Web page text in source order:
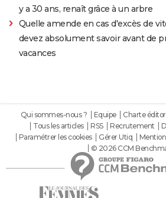
y a 30 ans, renaît grâce à un arbre
Quelle amende en cas d'excès de
devez absolument savoir avant de
vacances
Qui sommes-nous ? Equipe Charte
Tous les articles
RSS Recrutement
Paramétrer les cookies
Gérer Utiq
© 2026 CCM